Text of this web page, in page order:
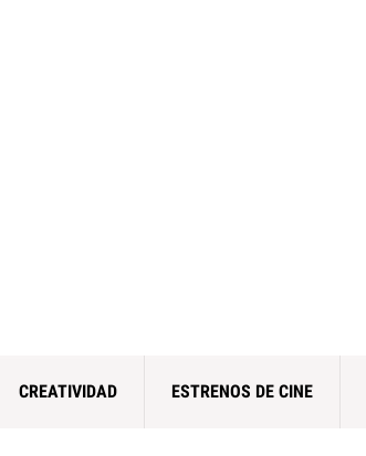
CREATIVIDAD ESTRENOS DE CINE